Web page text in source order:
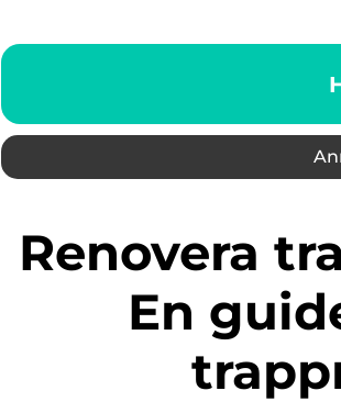
Renovera trappa med matta –
En